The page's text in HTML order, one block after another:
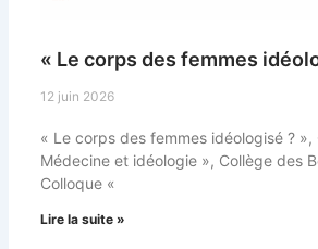
« Le corps des femmes
12 juin 2026
« Le corps des femmes idéologisé ? »,
Médecine et idéologie », Collège des
Colloque «
Lire la suite »